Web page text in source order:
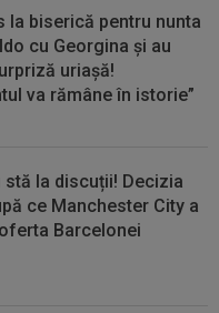
la biserică pentru nunta
cu Georgina și au
uriașă!
va rămâne în istorie”
stă la discuții! Decizia
ce Manchester City a
Barcelonei